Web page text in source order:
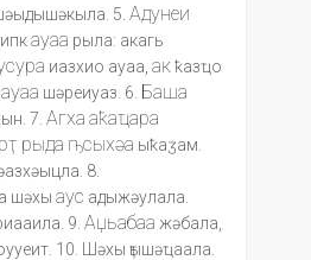
5. Адунеи
ауаа рыла: акагь
иазхио ауаа, акҟазҵо
ауаа шәреиуаз. 6. Баша
7. Агха аҟаҵара
рыда ҧсыхәа ыҟаӡам.
8.
шәхы аус адыжәулала.
9. Аџьабаа жәбала,
10. Шәхы ҭышәҵаала.